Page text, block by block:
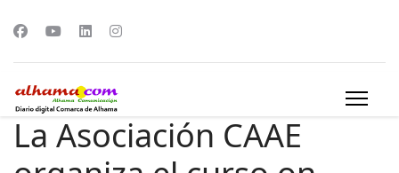
La Asociación CAAE